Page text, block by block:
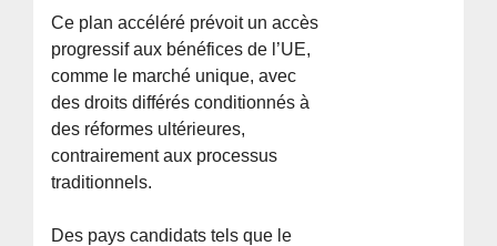
Ce plan accéléré prévoit un accès
progressif aux bénéfices de l’UE,
comme le marché unique, avec
des droits différés conditionnés à
des réformes ultérieures,
contrairement aux processus
traditionnels.
Des pays candidats tels que le